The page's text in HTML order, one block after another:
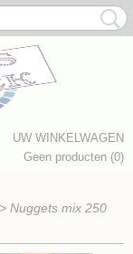
UW WINKELWAGEN
Geen producten (0)
> Nuggets mix 250